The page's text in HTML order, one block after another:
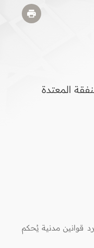
المعتدة
قوانين مدنية يُحكم